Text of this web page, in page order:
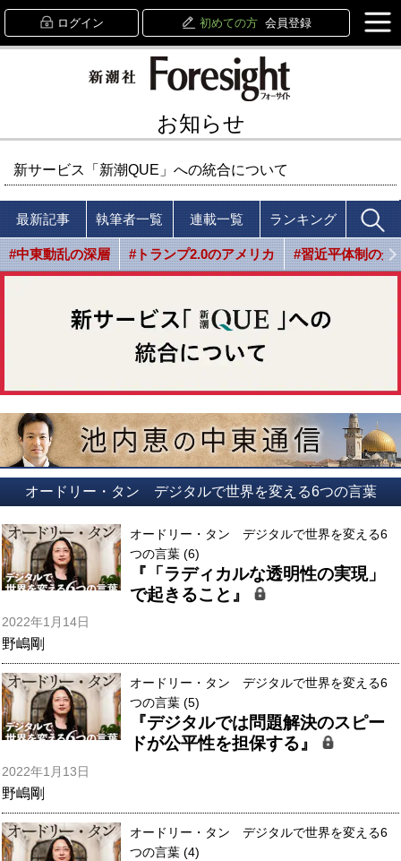
ログイン 初めての方 会員登録
お知らせ
新サービス「新潮QUE」への統合について
最新記事 執筆者一覧 連載一覧 ランキング
#中東動乱の深層 #トランプ2.0のアメリカ #習近平体制の光
オードリー・タン デジタルで世界を変える6つの言葉
オードリー・タン デジタルで世界を変える6
つの言葉 (6)
『「ラディカルな透明性の実現」
で起きること』
2022年1月14日
野嶋剛
オードリー・タン デジタルで世界を変える6
つの言葉 (5)
『デジタルでは問題解決のスピー
ドが公平性を担保する』
2022年1月13日
野嶋剛
オードリー・タン デジタルで世界を変える6
つの言葉 (4)